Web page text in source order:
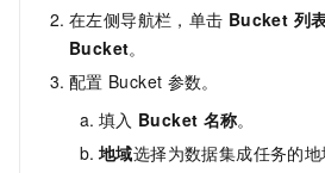
在左侧导航栏，单击 Bucket 列
Bucket。
配置 Bucket 参数。
填入 Bucket 名称。
地域选择为数据集成任务的地